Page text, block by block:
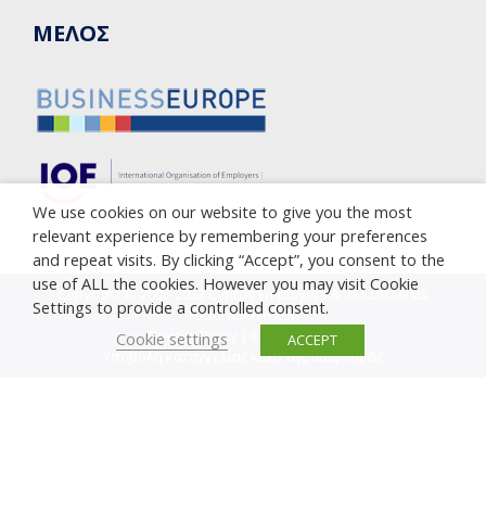
ΜΕΛΟΣ
Copyright © 2005-2023 Cyprus Employers & Industrialists
Federation (OEB)
Privacy Policy
Cookie Policy
Υποβολή καταγγελίας κατά της διαφθοράς
We use cookies on our website to give you the most
relevant experience by remembering your preferences
and repeat visits. By clicking “Accept”, you consent to the
use of ALL the cookies. However you may visit Cookie
Settings to provide a controlled consent.
Cookie settings
ACCEPT